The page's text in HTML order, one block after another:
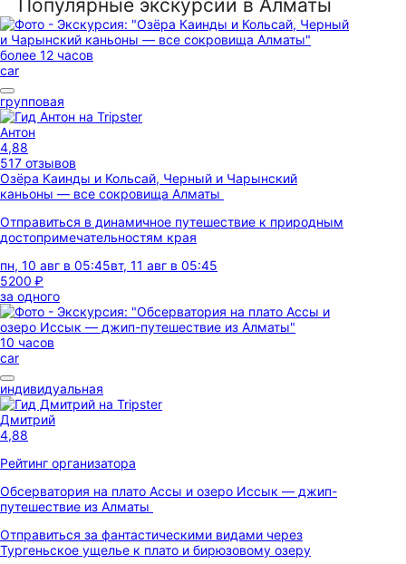
Популярные экскурсии в Алматы
более 12 часов
car
групповая
Антон
4,88
517 отзывов
Озёра Каинды и Кольсай, Черный и Чарынский
каньоны — все сокровища Алматы
Отправиться в динамичное путешествие к природным
достопримечательностям края
пн, 10 авг в 05:45вт, 11 авг в 05:45
5200 ₽
за одного
10 часов
car
индивидуальная
Дмитрий
4,88
Рейтинг организатора
Обсерватория на плато Ассы и озеро Иссык — джип-
путешествие из Алматы
Отправиться за фантастическими видами через
Тургеньское ущелье к плато и бирюзовому озеру